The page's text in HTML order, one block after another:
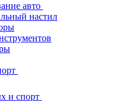
авто
настил
и спорт